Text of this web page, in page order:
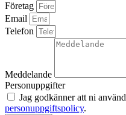
Företag
Email
Telefon
Meddelande
Personuppgifter
Jag godkänner att ni
personuppgiftspolicy.